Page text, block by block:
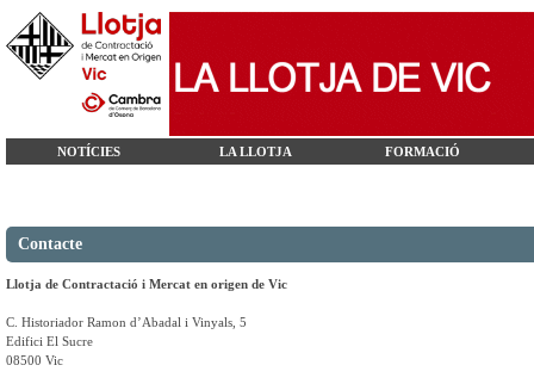
NOTÍCIES LA LLOTJA FORMACIÓ
Contacte
Llotja de Contractació i Mercat en origen de Vic
C. Historiador Ramon d’Abadal i Vinyals, 5
Edifici El Sucre
08500 Vic